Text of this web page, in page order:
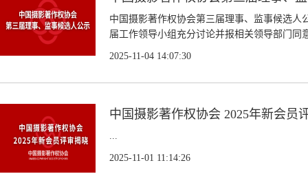
中国摄影著作权协会第三届理事、监事候选
届工作领导小组充分讨论并报相关领导部门
2025-11-04 14:07:30
中国摄影著作权协会 2025年新会员
...
2025-11-01 11:14:26